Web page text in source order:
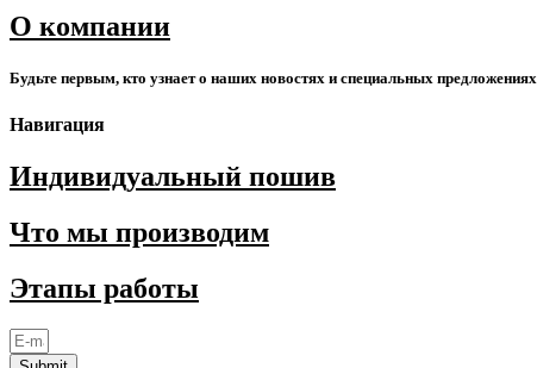
О компании
Будьте первым, кто узнает о наших новостях и специальных предложениях
Навигация
Индивидуальный пошив
Что мы производим
Этапы работы